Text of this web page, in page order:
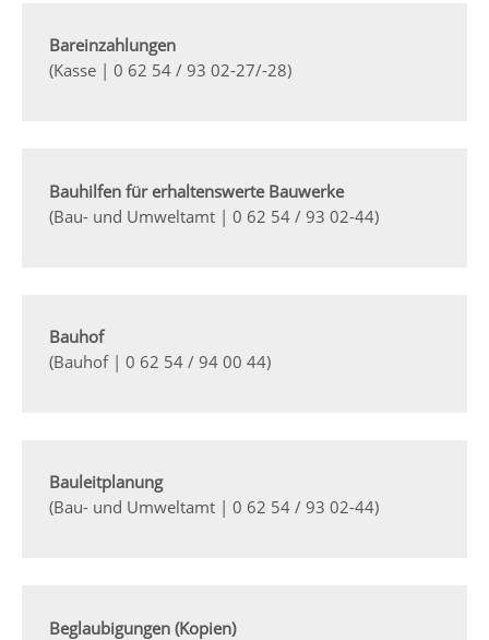
Bareinzahlungen
(Kasse | 0 62 54 / 93 02-27/-28)
Bauhilfen für erhaltenswerte Bauwerke
(Bau- und Umweltamt | 0 62 54 / 93 02-44)
Bauhof
(Bauhof | 0 62 54 / 94 00 44)
Bauleitplanung
(Bau- und Umweltamt | 0 62 54 / 93 02-44)
Beglaubigungen (Kopien)